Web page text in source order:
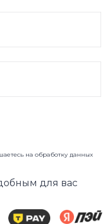
на обработку данных
для вас